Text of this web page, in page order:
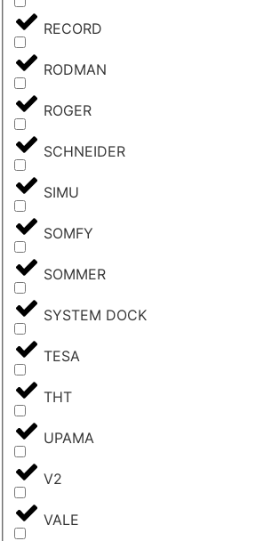
RECORD
RODMAN
ROGER
SCHNEIDER
SIMU
SOMFY
SOMMER
SYSTEM DOCK
TESA
THT
UPAMA
V2
VALE